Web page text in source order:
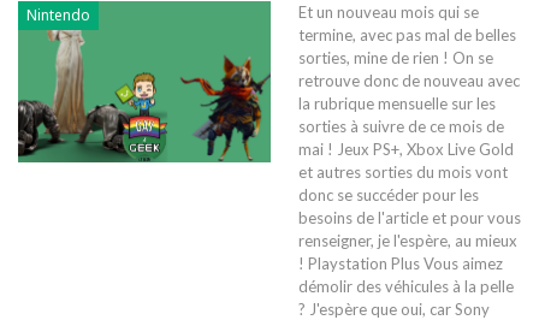
Nintendo
Et un nouveau mois qui se
termine, avec pas mal de belles
sorties, mine de rien ! On se
retrouve donc de nouveau avec
la rubrique mensuelle sur les
sorties à suivre de ce mois de
mai ! Jeux PS+, Xbox Live Gold
et autres sorties du mois vont
donc se succéder pour les
besoins de l'article et pour vous
renseigner, je l'espère, au mieux
! Playstation Plus Vous aimez
démolir des véhicules à la pelle
? J'espère que oui, car Sony